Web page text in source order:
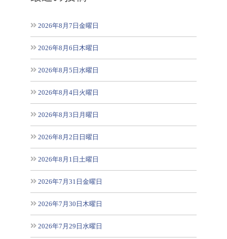
2026年8月7日金曜日
2026年8月6日木曜日
2026年8月5日水曜日
2026年8月4日火曜日
2026年8月3日月曜日
2026年8月2日日曜日
2026年8月1日土曜日
2026年7月31日金曜日
2026年7月30日木曜日
2026年7月29日水曜日